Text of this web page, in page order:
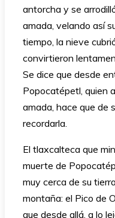
antorcha y se
amada, velando así
tiempo, la nieve
convirtieron
Se dice que desde
Popocatépetl, quien
amada, hace que de
recordarla.
El tlaxcalteca que
muerte de
muy cerca de su
montaña: el Pico de
que desde allá, a lo